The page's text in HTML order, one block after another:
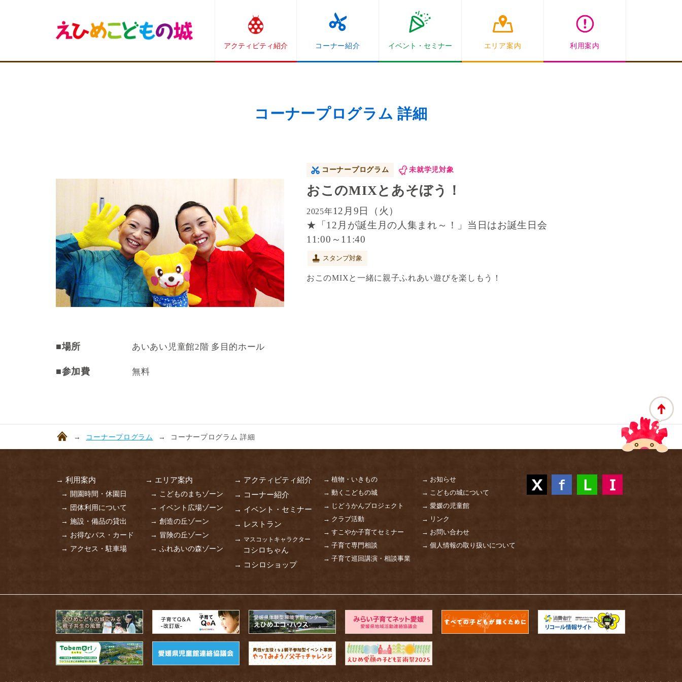
アクティビティ紹介 コーナー紹介 イベント・ セミナー エリア案内 利用案内
コーナープログラム 詳細
コーナープログラム 未就学児対象
おこのMIXとあそぼう！
2025年12月9日（火）
★「12月が誕生月の人集まれ～！」 当日はお誕生日会
11:00～11:40
スタンプ対象
おこのMIXと一緒に親子ふれあい遊びを楽しもう！
■場所 あいあい児童館2階 多目的ホール
■参加費 無料
コーナープログラム コーナープログラム 詳細
→ 利用案内
→ 開園時間・休園日
→ 団体利用について
→ 施設・備品の貸出
→ お得なパス・カード
→ アクセス・駐車場
→ エリア案内
→ こどものまちゾーン
→ イベント広場ゾーン
→ 創造の丘ゾーン
→ 冒険の丘ゾーン
→ ふれあいの森ゾーン
→ アクティビティ紹介
→ コーナー紹介
→ イベント・セミナー
→ レストラン
→ マスコットキャラクター
コシロちゃん
→ コシロショップ
→ 植物・いきもの
→ 動くこどもの城
→ じどうかんプロジェクト
→ クラブ活動
→ すこやか子育てセミナー
→ 子育て専門相談
→ 子育て巡回講演・相談事業
→ お知らせ
→ こどもの城について
→ 愛媛の児童館
→ リンク
→ お問い合わせ
→ 個人情報の取り扱いについて